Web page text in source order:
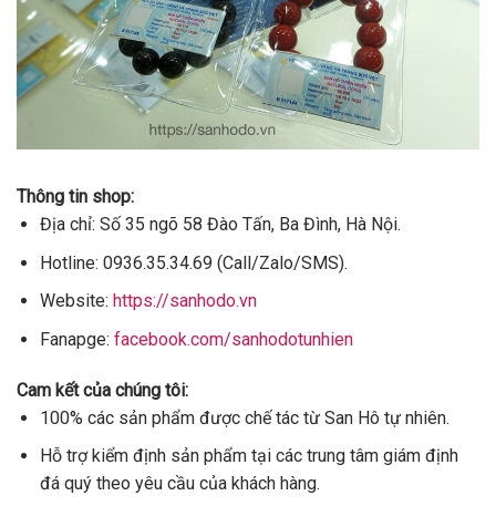
Thông tin shop:
Địa chỉ: Số 35 ngõ 58 Đào Tấn, Ba Đình, Hà Nội.
Hotline: 0936.35.34.69 (Call/Zalo/SMS).
Website: https://sanhodo.vn
Fanapge: facebook.com/sanhodotunhien
Cam kết của chúng tôi:
100% các sản phẩm được chế tác từ San Hô tự nhiên.
Hỗ trợ kiểm định sản phẩm tại các trung tâm giám định
đá quý theo yêu cầu của khách hàng.